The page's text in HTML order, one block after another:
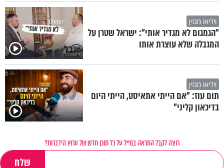
וידיאו מגזין
"הגמגום לא מגדיר אותי": ישראל שטרן על
המגבלה שלא עוצרת אותו
וידיאו מגזין
תום עוז: "אם הייתי אתאיסט, הייתי היום
בדיכאון קליני"
רוצה לקבל התראה במייל על כל תוכן חדש של ערוץ הידברות?